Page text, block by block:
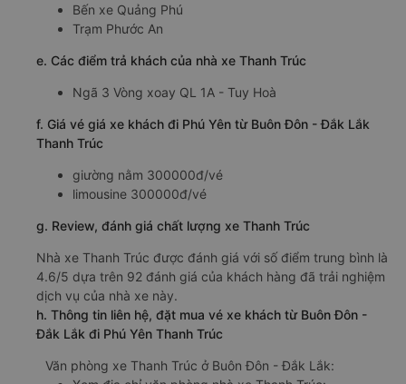
Bến xe Quảng Phú
Trạm Phước An
e. Các điểm trả khách của nhà xe Thanh Trúc
Ngã 3 Vòng xoay QL 1A - Tuy Hoà
f. Giá vé giá xe khách đi Phú Yên từ Buôn Đôn - Đắk Lắk
Thanh Trúc
giường nằm 300000đ/vé
limousine 300000đ/vé
g. Review, đánh giá chất lượng xe Thanh Trúc
Nhà xe Thanh Trúc được đánh giá với số điểm trung bình là
4.6/5 dựa trên 92 đánh giá của khách hàng đã trải nghiệm
dịch vụ của nhà xe này.
h. Thông tin liên hệ, đặt mua vé xe khách từ Buôn Đôn -
Đắk Lắk đi Phú Yên Thanh Trúc
Văn phòng xe Thanh Trúc ở Buôn Đôn - Đắk Lắk: